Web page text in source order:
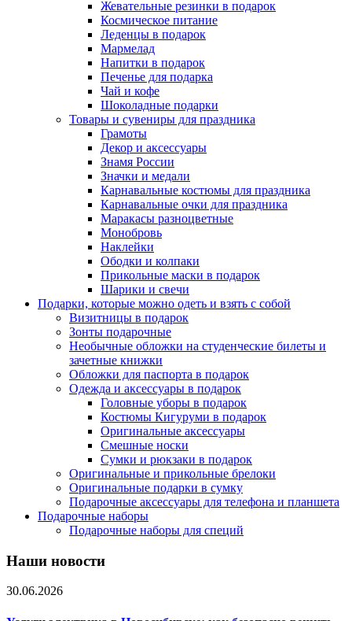
Жевательные резинки в подарок
Космическое питание
Леденцы в подарок
Мармелад
Напитки в подарок
Печенье для подарка
Чай и кофе
Шоколадные подарки
Товары и сувениры для праздника
Грамоты
Декор и аксессуары
Знамя России
Значки и медали
Карнавальные костюмы для праздника
Карнавальные очки для праздника
Маракасы разноцветные
Монобровь
Наклейки
Ободки и колпаки
Прикольные маски в подарок
Шарики и свечи
Подарки, которые можно одеть и взять с собой
Визитницы в подарок
Зонты подарочные
Необычные обложки на студенческие билеты и
зачетные книжки
Обложки для паспорта в подарок
Одежда и аксессуары в подарок
Головные уборы в подарок
Костюмы Кигуруми в подарок
Оригинальные аксессуары
Смешные носки
Сумки и рюкзаки в подарок
Оригинальные и прикольные брелоки
Оригинальные подарки в сумку
Подарочные аксессуары для телефона и планшета
Подарочные наборы
Подарочные наборы для специй
Наши новости
30.06.2026